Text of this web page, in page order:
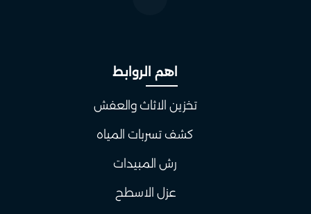
اهم الروابط
تخزين الاثاث والعفش
كشف تسربات المياه
رش المبيدات
عزل الاسطح